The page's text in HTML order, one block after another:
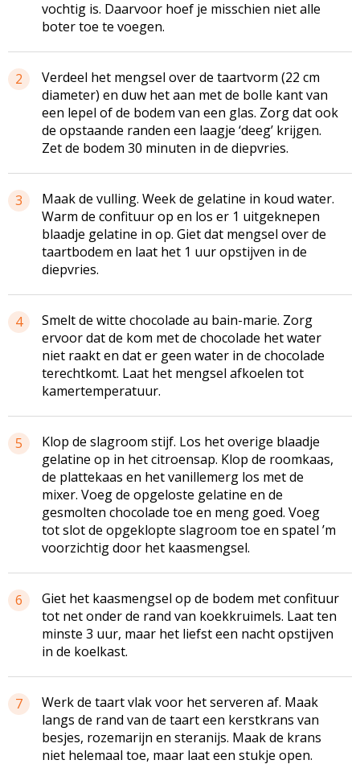
vochtig is. Daarvoor hoef je misschien niet alle
boter toe te voegen.
2
Verdeel het mengsel over de taartvorm (22 cm
diameter) en duw het aan met de bolle kant van
een lepel of de bodem van een glas. Zorg dat ook
de opstaande randen een laagje ‘deeg’ krijgen.
Zet de bodem 30 minuten in de diepvries.
3
Maak de vulling. Week de gelatine in koud water.
Warm de confituur op en los er 1 uitgeknepen
blaadje gelatine in op. Giet dat mengsel over de
taartbodem en laat het 1 uur opstijven in de
diepvries.
4
Smelt de witte chocolade au bain-marie. Zorg
ervoor dat de kom met de chocolade het water
niet raakt en dat er geen water in de chocolade
terechtkomt. Laat het mengsel afkoelen tot
kamertemperatuur.
5
Klop de slagroom stijf. Los het overige blaadje
gelatine op in het citroensap. Klop de roomkaas,
de plattekaas en het vanillemerg los met de
mixer. Voeg de opgeloste gelatine en de
gesmolten chocolade toe en meng goed. Voeg
tot slot de opgeklopte slagroom toe en spatel ’m
voorzichtig door het kaasmengsel.
6
Giet het kaasmengsel op de bodem met confituur
tot net onder de rand van koekkruimels. Laat ten
minste 3 uur, maar het liefst een nacht opstijven
in de koelkast.
7
Werk de taart vlak voor het serveren af. Maak
langs de rand van de taart een kerstkrans van
besjes, rozemarijn en steranijs. Maak de krans
niet helemaal toe, maar laat een stukje open.